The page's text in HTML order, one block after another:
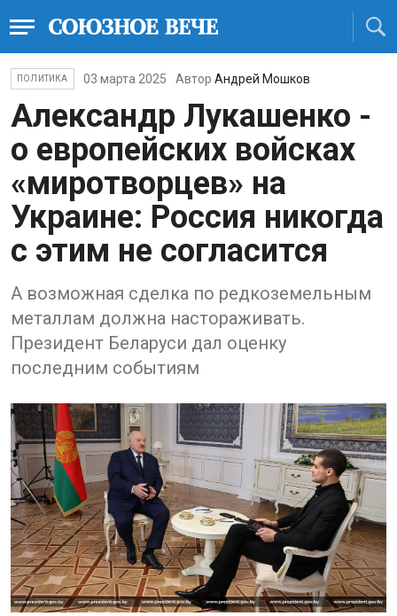
ПОЛИТИКА 03 марта 2025 Автор Андрей Мошков
Александр Лукашенко -
о европейских войсках
«миротворцев» на
Украине: Россия никогда
с этим не согласится
А возможная сделка по редкоземельным
металлам должна настораживать.
Президент Беларуси дал оценку
последним событиям